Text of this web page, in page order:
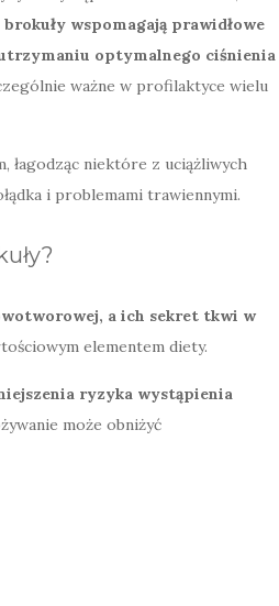
brokuły wspomagają prawidłowe
optymalnego ciśnienia
ważne w profilaktyce wielu
łagodząc niektóre z uciążliwych
i problemami trawiennymi.
a ich sekret tkwi w
elementem diety.
ryzyka wystąpienia
może obniżyć